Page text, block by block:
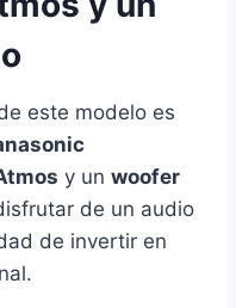
este modelo es
y un woofer
de un audio
de invertir en